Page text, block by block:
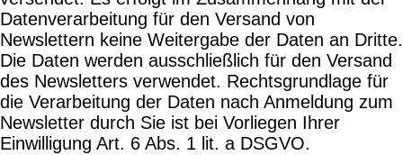
Datenverarbeitung für den Versand von
Newslettern keine Weitergabe der Daten an Dritte.
Die Daten werden ausschließlich für den Versand
des Newsletters verwendet. Rechtsgrundlage für
die Verarbeitung der Daten nach Anmeldung zum
Newsletter durch Sie ist bei Vorliegen Ihrer
Einwilligung Art. 6 Abs. 1 lit. a DSGVO.